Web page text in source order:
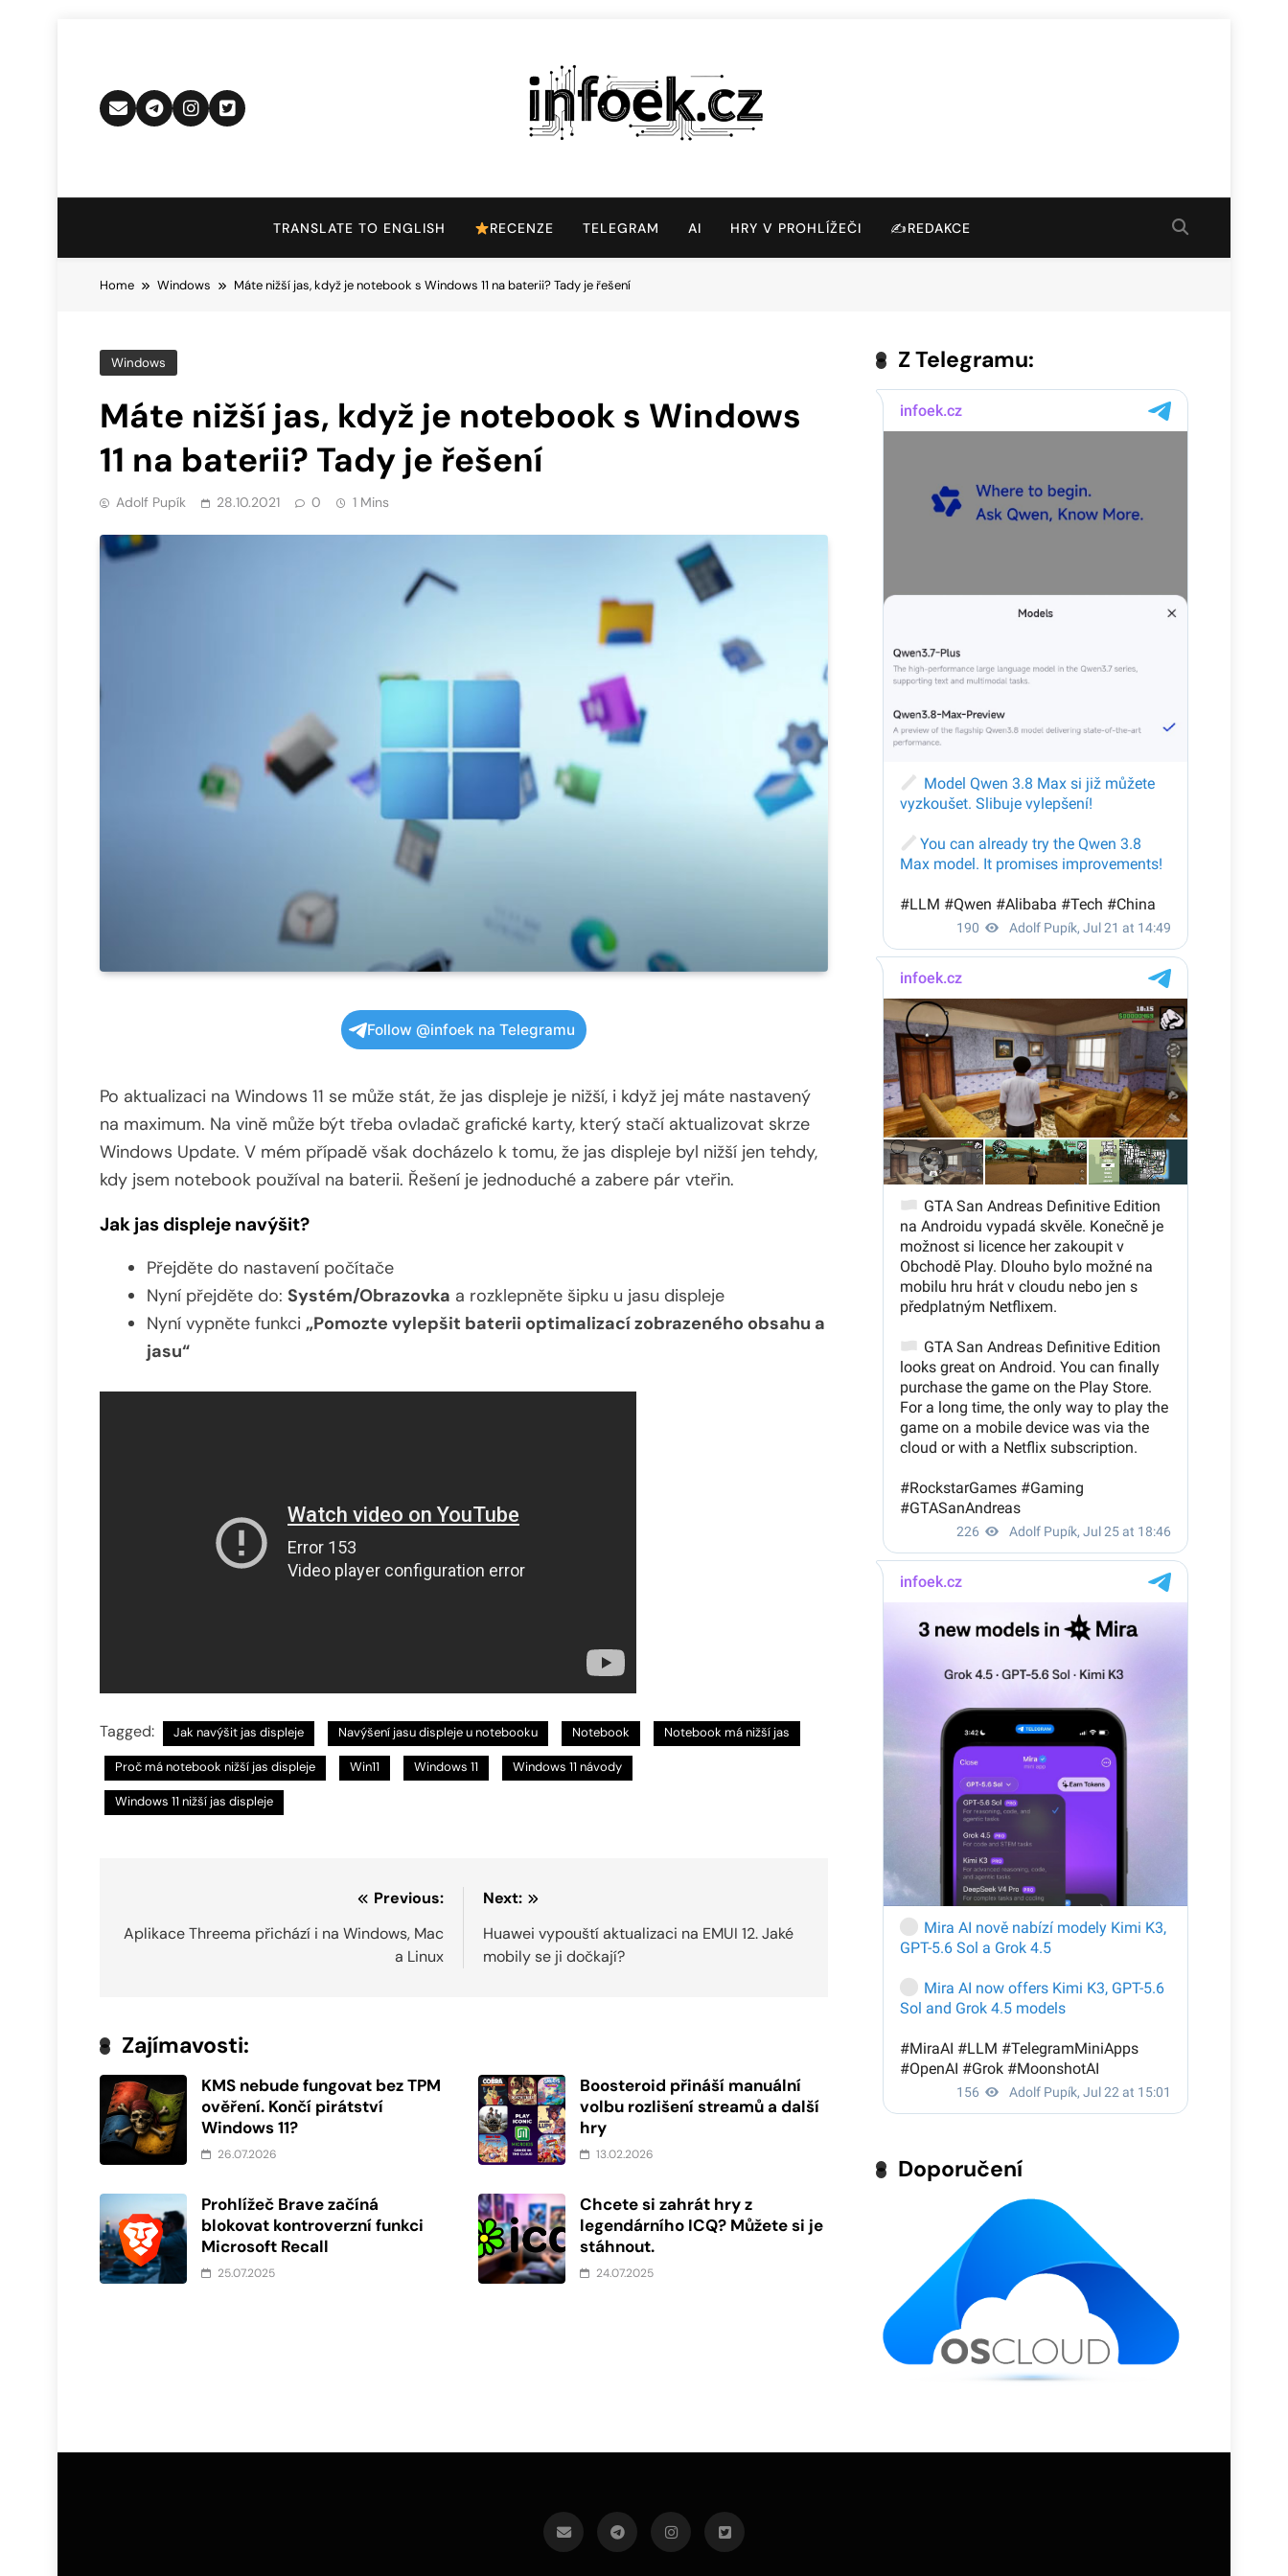
Infoek.cz
TRANSLATE TO ENGLISH RECENZE TELEGRAM AI HRY V PROHLÍŽEČI ✍️REDAKCE
Home Windows Máte nižší jas, když je notebook s Windows 11 na baterii? Tady je řešení
Windows
Máte nižší jas, když je notebook s Windows
11 na baterii? Tady je řešení
Adolf Pupík 28.10.2021 0 1 Mins
Follow @infoek na Telegramu
Po aktualizaci na Windows 11 se může stát, že jas displeje je nižší, i když jej máte nastavený
na maximum. Na vině může být třeba ovladač grafické karty, který stačí aktualizovat skrze
Windows Update. V mém případě však docházelo k tomu, že jas displeje byl nižší jen tehdy,
kdy jsem notebook používal na baterii. Řešení je jednoduché a zabere pár vteřin.
Jak jas displeje navýšit?
Přejděte do nastavení počítače
Nyní přejděte do: Systém/Obrazovka a rozklepněte šipku u jasu displeje
Nyní vypněte funkci „Pomozte vylepšit baterii optimalizací zobrazeného obsahu a
jasu“
Tagged: Jak navýšit jas displeje Navýšení jasu displeje u notebooku Notebook Notebook má nižší jas
Proč má notebook nižší jas displeje Win11 Windows 11 Windows 11 návody
Windows 11 nižší jas displeje
pro
Previous:
Aplikace Threema přichází i na Windows, Mac
a Linux
Next:
Huawei vypouští aktualizaci na EMUI 12. Jaké
mobily se ji dočkají?
Zajímavosti:
KMS nebude fungovat bez TPM
ověření. Končí pirátství
Windows 11?
26.07.2026
Boosteroid přináší manuální
volbu rozlišení streamů a další
hry
13.02.2026
Prohlížeč Brave začíná
blokovat kontroverzní funkci
Microsoft Recall
25.07.2025
Chcete si zahrát hry z
legendárního ICQ? Můžete si je
stáhnout.
24.07.2025
Z Telegramu:
Doporučení